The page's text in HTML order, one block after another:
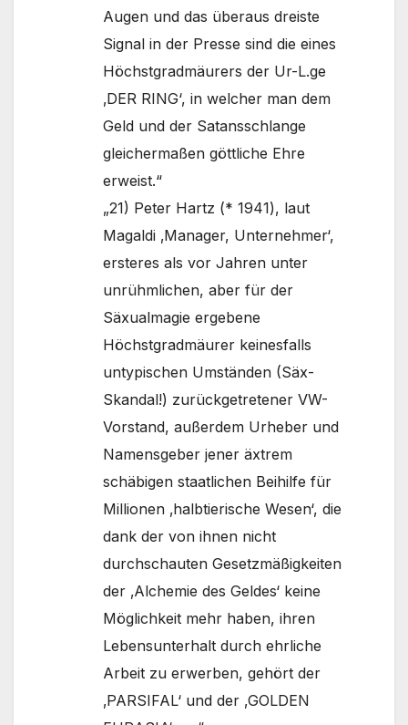
Augen und das überaus dreiste
Signal in der Presse sind die eines
Höchstgradmäurers der Ur-L.ge
‚DER RING‘, in welcher man dem
Geld und der Satansschlange
gleichermaßen göttliche Ehre
erweist.“
„21) Peter Hartz (* 1941), laut
Magaldi ‚Manager, Unternehmer‘,
ersteres als vor Jahren unter
unrühmlichen, aber für der
Säxualmagie ergebene
Höchstgradmäurer keinesfalls
untypischen Umständen (Säx-
Skandal!) zurückgetretener VW-
Vorstand, außerdem Urheber und
Namensgeber jener äxtrem
schäbigen staatlichen Beihilfe für
Millionen ‚halbtierische Wesen‘, die
dank der von ihnen nicht
durchschauten Gesetzmäßigkeiten
der ‚Alchemie des Geldes‘ keine
Möglichkeit mehr haben, ihren
Lebensunterhalt durch ehrliche
Arbeit zu erwerben, gehört der
‚PARSIFAL‘ und der ‚GOLDEN